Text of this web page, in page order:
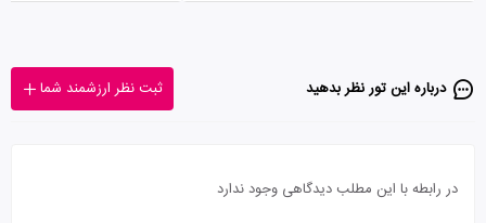
درباره این تور‌ نظر بدهید ثبت نظر ارزشمند شما
در رابطه با این مطلب دیدگاهی وجود ندارد